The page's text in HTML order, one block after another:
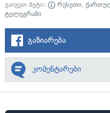
გაიგეთ მეტი: რუსეთი,
ტელეგრამი
გაზიარება
კომენტარები